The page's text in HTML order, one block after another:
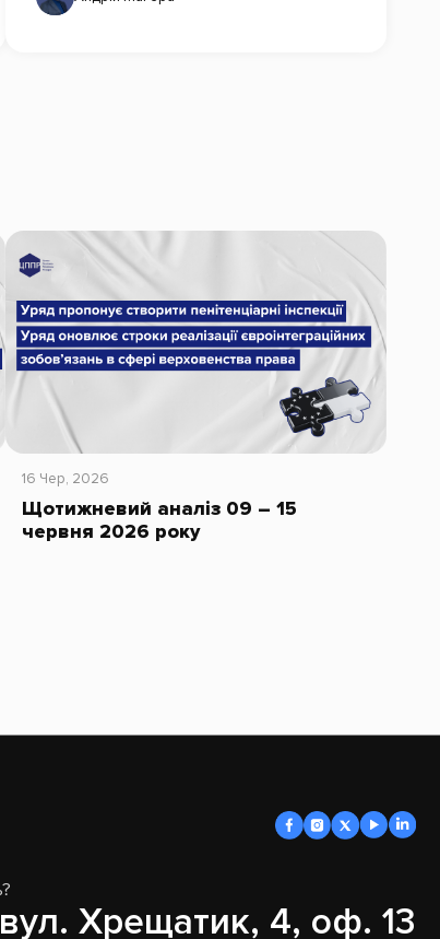
16 Чер, 2026
Щотижневий аналіз 09 – 15
червня 2026 року
Хрещатик, 4, оф. 13